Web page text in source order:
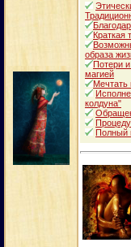
Краткая
образа
Потери
магией
Мечтать
колдуна"
Полный